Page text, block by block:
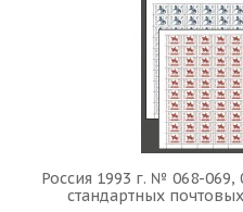
Россия 1993 г. № 068-
стандартных